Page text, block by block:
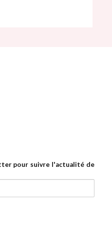
pour suivre l'actualité de